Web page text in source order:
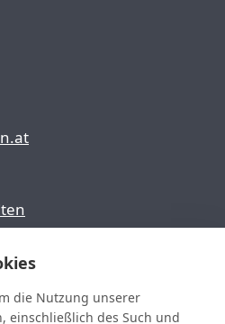
die Nutzung unserer
einschließlich des Such und